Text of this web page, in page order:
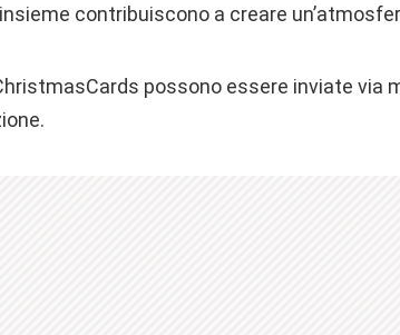
contribuiscono a creare
possono essere inviate via